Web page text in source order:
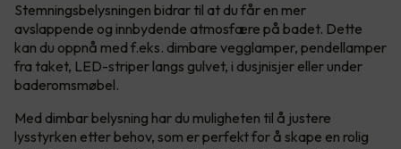
Stemningsbelysningen bidrar til at du får en mer
avslappende og innbydende atmosfære på badet. Dette
kan du oppnå med f.eks. dimbare vegglamper, pendellamper
fra taket, LED-striper langs gulvet, i dusjnisjer eller under
baderomsmøbel.
Med dimbar belysning har du muligheten til å justere
lysstyrken etter behov, som er perfekt for å skape en rolig